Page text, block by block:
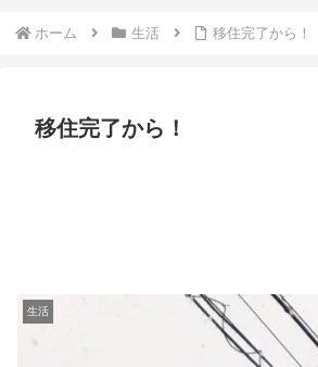
ホーム 生活 移住完了から！
移住完了から！
生活